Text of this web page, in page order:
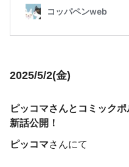
2025/5/2(金)
ピッコマさんとコミック
新話公開！
ピッコマさんにて